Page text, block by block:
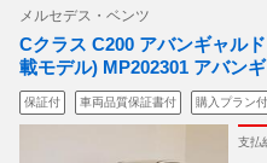
メルセデス・ベンツ
Cクラス C200 アバンギャル
載モデル) MP202301 アバン
保証付 車両品質保証書付 購入プラン
支払